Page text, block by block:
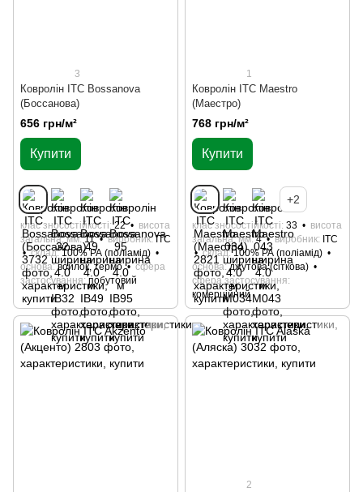
3
Ковролін ITC Bossanova
(Боссанова)
656 грн/м²
Купити
клас зносостійкості 22
висота
загальна, мм 11 виробник ITC
склад 100% РА (поліамід)
основа войлок, термо
сфера
застосування побутовий
1
Ковролін ITC Maestro
(Маестро)
768 грн/м²
Купити
+2
клас зносостійкості 33
висота
загальна, мм 4 виробник
ITC
склад 100% РА (поліамід)
основа джутова (сіткова)
сфера застосування
комерційний
2